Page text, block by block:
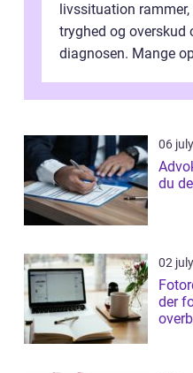
livssituation
tryghed og overskud
diagnosen. Mange
06
Advokat
du
02
der